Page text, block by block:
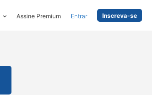
Assine Premium Entrar Inscreva-se